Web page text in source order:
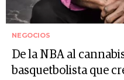
NEGOCIOS
De la NBA al
basquetbolista que